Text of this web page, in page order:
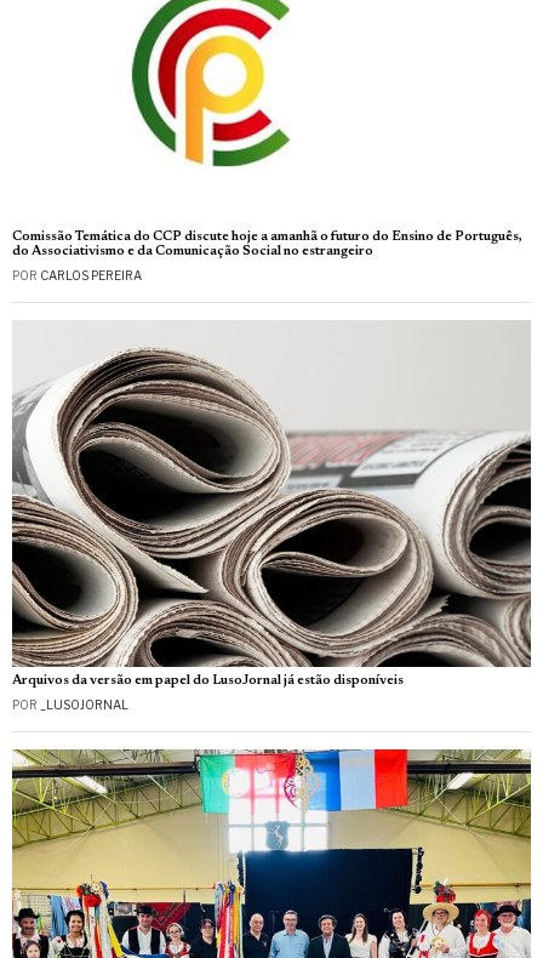
Comissão Temática do CCP discute hoje a amanhã o futuro do Ensino de Português,
do Associativismo e da Comunicação Social no estrangeiro
POR CARLOS PEREIRA
Arquivos da versão em papel do LusoJornal já estão disponíveis
POR _LUSOJORNAL